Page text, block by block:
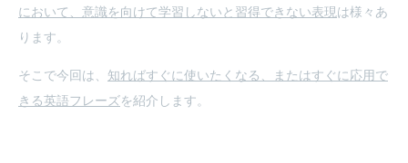
において、意識を向けて学習しないと習得できない表現は様々あ
ります。
そこで今回は、 知ればすぐに使いたくなる、またはすぐに応用で
きる英語フレーズを紹介します。